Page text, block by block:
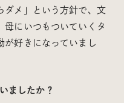
ダメ」という方針で、文
母にいつもついていくタ
が好きになっていまし
ましたか？